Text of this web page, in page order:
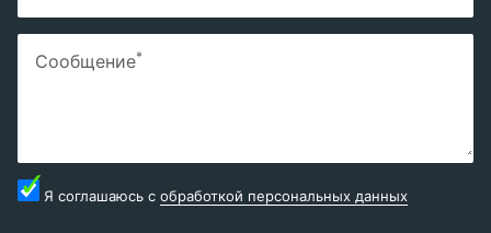
Сообщение*
Я соглашаюсь с обработкой персональных данных